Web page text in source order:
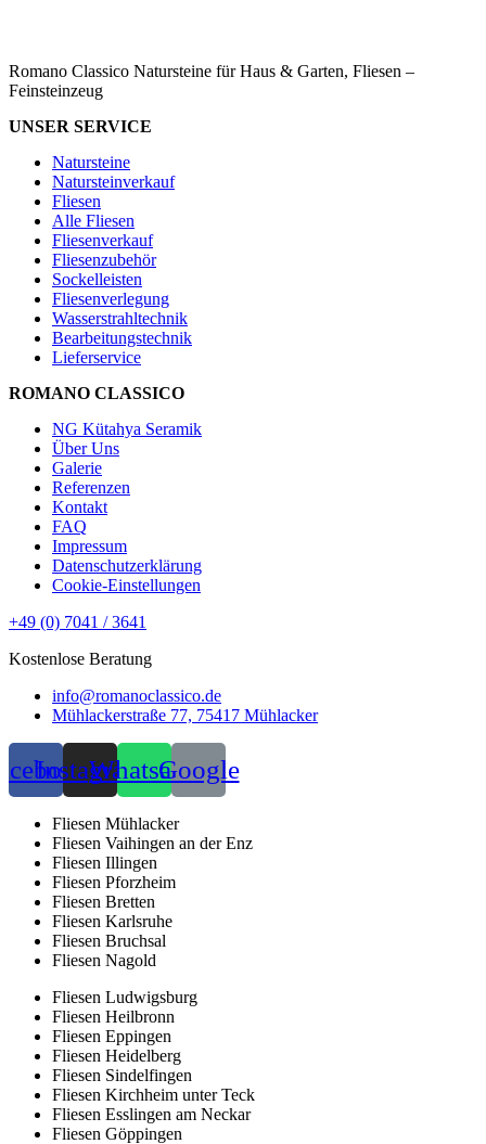
Romano Classico Natursteine für Haus & Garten, Fliesen –
Feinsteinzeug
UNSER SERVICE
Natursteine
Natursteinverkauf
Fliesen
Alle Fliesen
Fliesenverkauf
Fliesenzubehör
Sockelleisten
Fliesenverlegung
Wasserstrahltechnik
Bearbeitungstechnik
Lieferservice
ROMANO CLASSICO
NG Kütahya Seramik
Über Uns
Galerie
Referenzen
Kontakt
FAQ
Impressum
Datenschutzerklärung
Cookie-Einstellungen
+49 (0) 7041 / 3641
Kostenlose Beratung
info@romanoclassico.de
Mühlackerstraße 77, 75417 Mühlacker
InstagramWhatsappGoogle
Fliesen Mühlacker
Fliesen Vaihingen an der Enz
Fliesen Illingen
Fliesen Pforzheim
Fliesen Bretten
Fliesen Karlsruhe
Fliesen Bruchsal
Fliesen Nagold
Fliesen Ludwigsburg
Fliesen Heilbronn
Fliesen Eppingen
Fliesen Heidelberg
Fliesen Sindelfingen
Fliesen Kirchheim unter Teck
Fliesen Esslingen am Neckar
Fliesen Göppingen